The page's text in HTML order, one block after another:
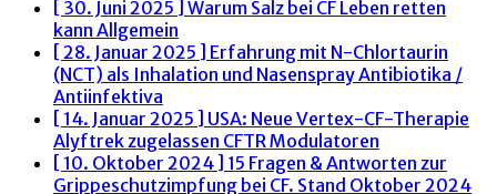
[ 30. Juni 2025 ] Warum Salz bei CF Leben retten
kann Allgemein
[ 28. Januar 2025 ] Erfahrung mit N-Chlortaurin
(NCT) als Inhalation und NasensprayAntibiotika /
Antiinfektiva
[ 14. Januar 2025 ] USA: Neue Vertex-CF-Therapie
Alyftrek zugelassen CFTR Modulatoren
[ 10. Oktober 2024 ] 15 Fragen & Antworten zur
Grippeschutzimpfung bei CF. Stand Oktober 2024